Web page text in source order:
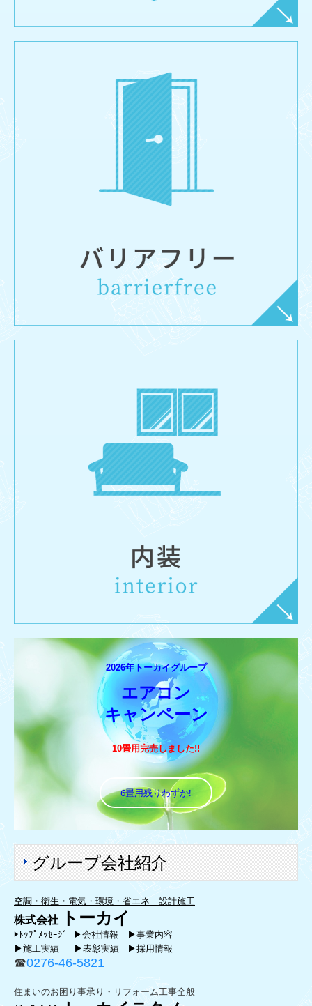
2026年トーカイグループ
エアコン
キャンペーン
10畳用完売しました!!
6畳用残りわずか!
グループ会社紹介
空調・衛生・電気・環境・省エネ 設計施工
株式会社 トーカイ
▶ ﾄｯﾌﾟﾒｯｾｰｼﾞ ▶会社情報
▶事業内容
▶施工実績
▶表彰実績 ▶採用情報
☎0276-46-5821
住まいのお困り事承り・リフォーム工事全般